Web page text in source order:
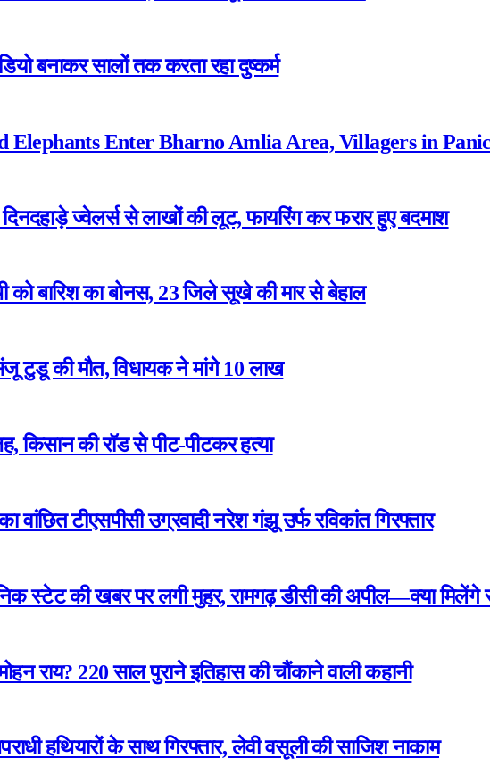
बनाकर सालों तक करता रहा दुष्कर्म
Elephants Enter Bharno Amlia Area, Villagers in
ज्वेलर्स से लाखों की लूट, फायरिंग कर फरार हुए बदमाश
बारिश का बोनस, 23 जिले सूखे की मार से बेहाल
टुडू की मौत, विधायक ने मांगे 10 लाख
किसान की रॉड से पीट-पीटकर हत्या
वांछित टीएसपीसी उग्रवादी नरेश गंझू उर्फ रविकांत गिरफ्तार
स्टेट की खबर पर लगी मुहर, रामगढ़ डीसी की अपील—क्या मिलेंगे
राय? 220 साल पुराने इतिहास की चौंकाने वाली कहानी
हथियारों के साथ गिरफ्तार, लेवी वसूली की साजिश नाकाम